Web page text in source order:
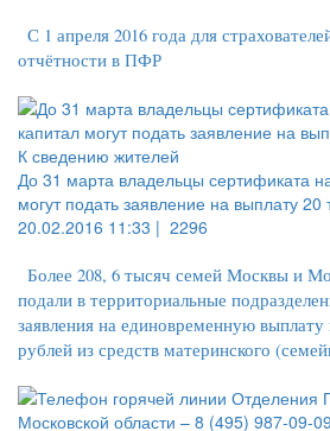
С 1 апреля 2016 года для
отчётности в ПФР
К сведению жителей
До 31 марта владельцы сертификата
могут подать заявление на выплату 20
20.02.2016 11:33 | 2296
Более 208, 6 тысяч семей Москвы и
подали в территориальные
заявления на единовременную выплату
рублей из средств материнского